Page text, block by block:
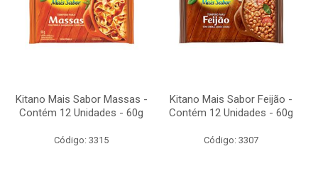
Kitano Mais Sabor Massas -
Contém 12 Unidades - 60g
Código: 3315
Kitano Mais Sabor Feijão -
Contém 12 Unidades - 60g
Código: 3307